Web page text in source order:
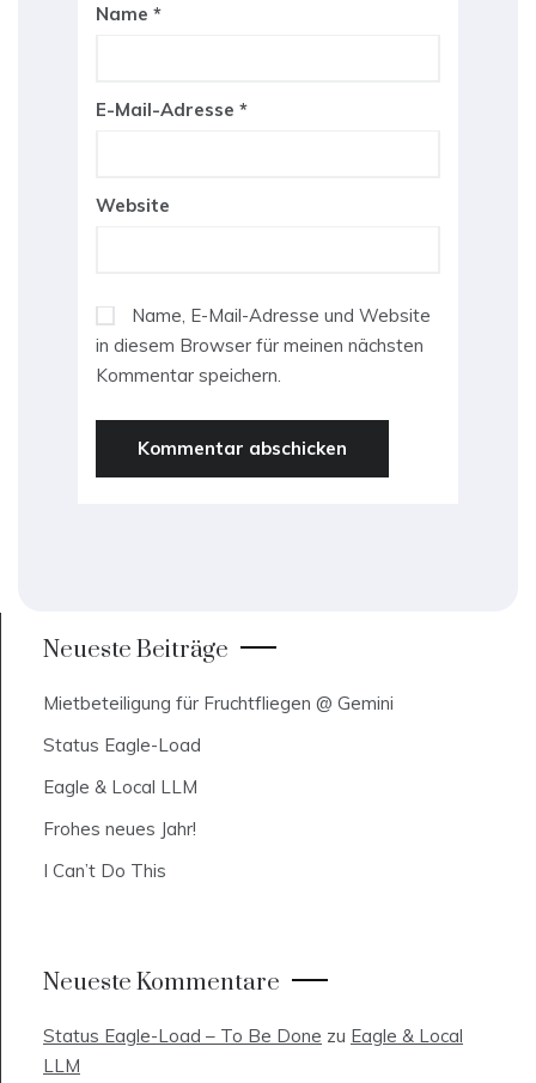
Name *
E-Mail-Adresse *
Website
Name, E-Mail-Adresse und Website
in diesem Browser für meinen nächsten
Kommentar speichern.
Neueste Beiträge
Mietbeteiligung für Fruchtfliegen @ Gemini
Status Eagle-Load
Eagle & Local LLM
Frohes neues Jahr!
I Can’t Do This
Neueste Kommentare
Status Eagle-Load – To Be Done zu Eagle & Local
LLM